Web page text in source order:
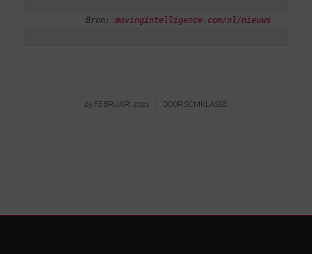
Bron: movingintelligence.com/nl/nieuws
25 FEBRUARI 2021
/ DOOR SCMKLASSE